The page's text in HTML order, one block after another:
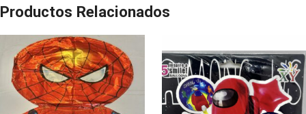
Productos Relacionados